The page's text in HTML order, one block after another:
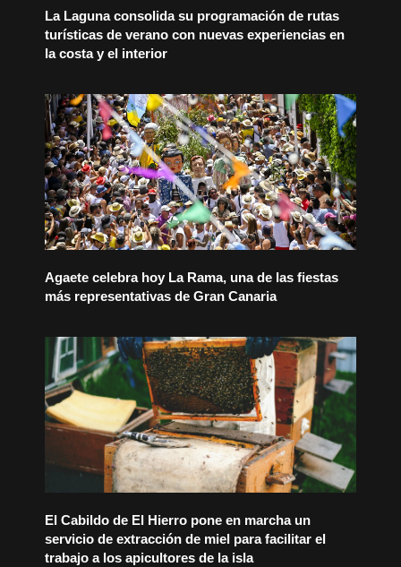
La Laguna consolida su programación de rutas
turísticas de verano con nuevas experiencias en
la costa y el interior
Agaete celebra hoy La Rama, una de las fiestas
más representativas de Gran Canaria
El Cabildo de El Hierro pone en marcha un
servicio de extracción de miel para facilitar el
trabajo a los apicultores de la isla